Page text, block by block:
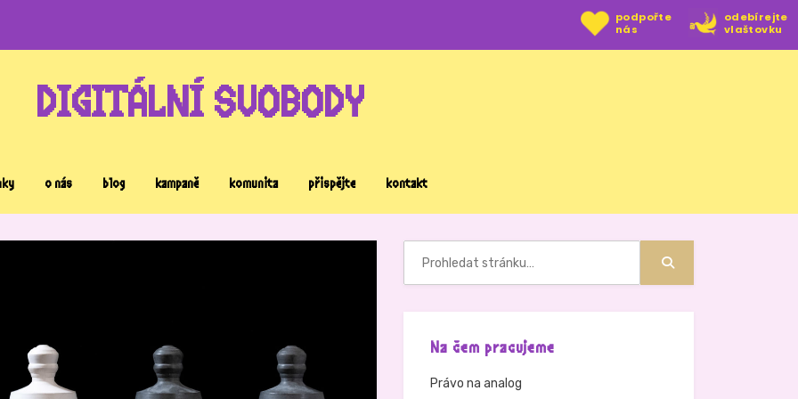
podpořte
nás
odebírejte
vlaštovku
DIGITÁLNÍ SVOBODY
o nás blog kampaně komunita přispějte kontakt
Na čem pracujeme
Právo na analog